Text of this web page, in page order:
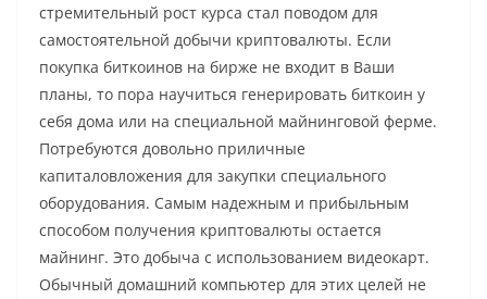
стремительный рост курса стал поводом для
самостоятельной добычи криптовалюты. Если
покупка биткоинов на бирже не входит в Ваши
планы, то пора научиться генерировать биткоин у
себя дома или на специальной майнинговой ферме.
Потребуются довольно приличные
капиталовложения для закупки специального
оборудования. Самым надежным и прибыльным
способом получения криптовалюты остается
майнинг. Это добыча с использованием видеокарт.
Обычный домашний компьютер для этих целей не